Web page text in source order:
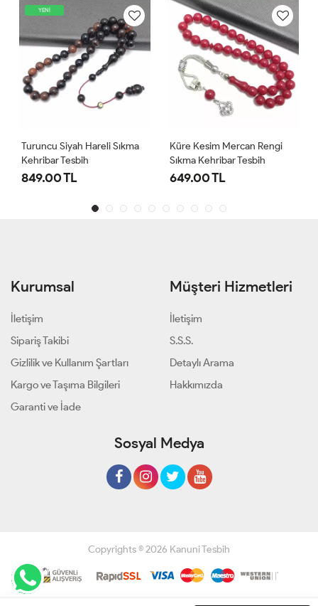
YENİ
Turuncu Siyah Hareli Sıkma
Kehribar Tesbih
849.00 TL
Küre Kesim Mercan Rengi
Sıkma Kehribar Tesbih
649.00 TL
Kurumsal
İletişim
Sipariş Takibi
Gizlilik ve Kullanım Şartları
Kargo ve Taşıma Bilgileri
Garanti ve İade
Müşteri Hizmetleri
İletişim
S.S.S.
Detaylı Arama
Hakkımızda
Sosyal Medya
Copyrights © 2026 Kanuni Tesbih